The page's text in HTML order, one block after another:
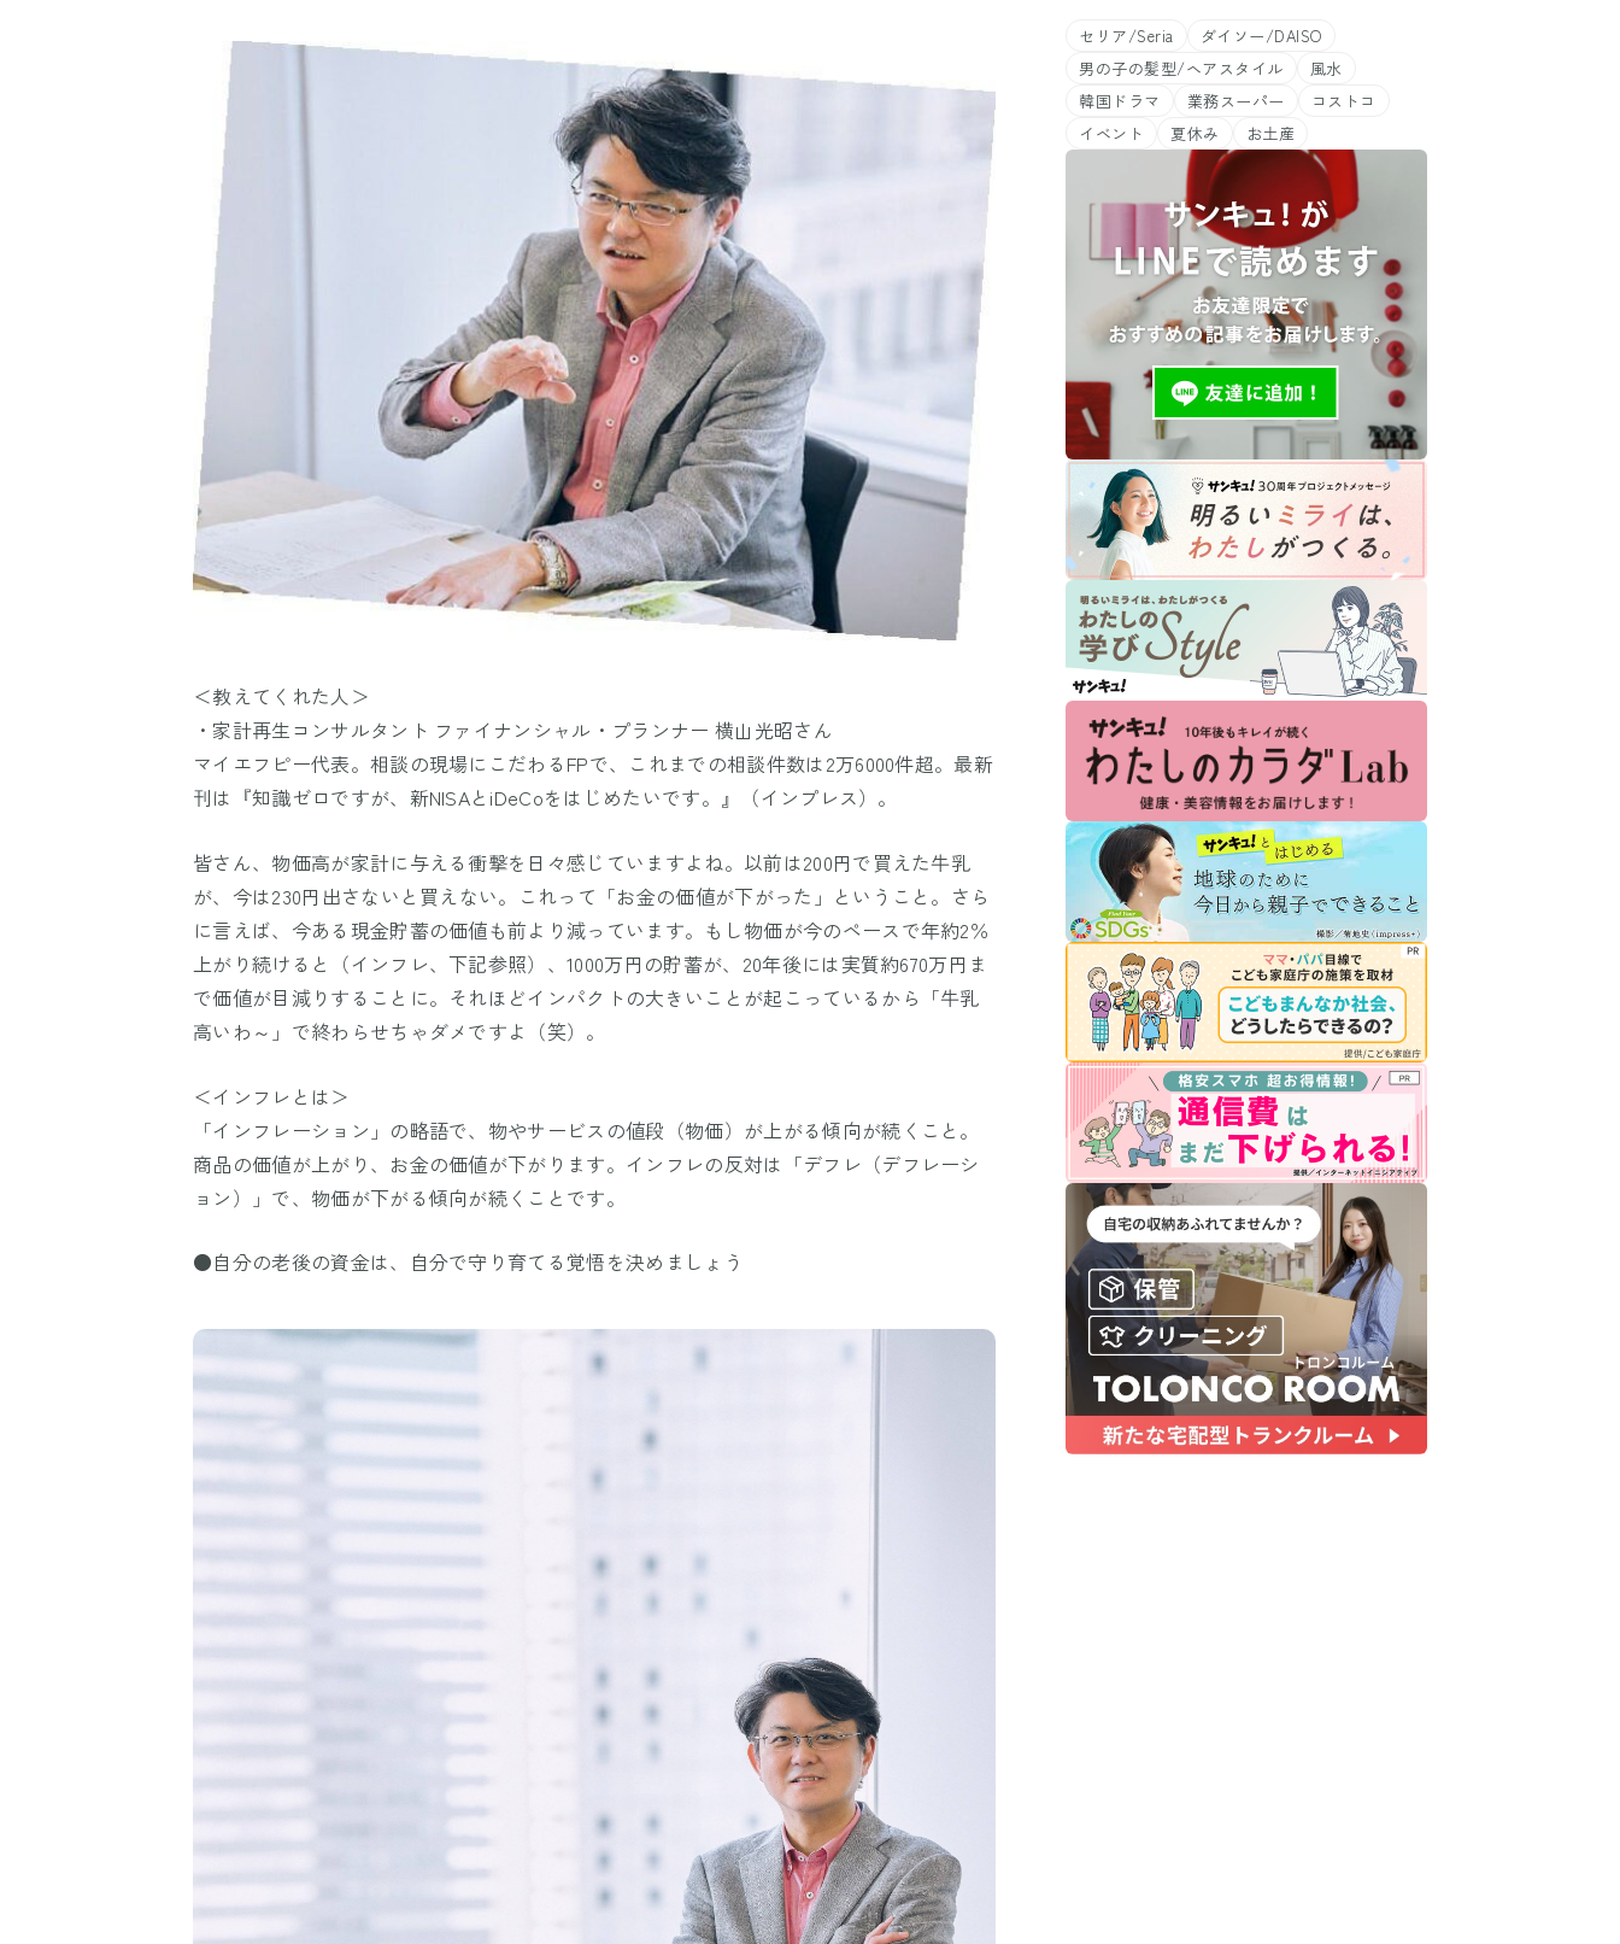
＜教えてくれた人＞
・家計再生コンサルタント ファイナンシャル・プランナー 横山光昭さん
マイエフピー代表。相談の現場にこだわるFPで、これまでの相談件数は2万6000件超。最新
刊は『知識ゼロですが、新NISAとiDeCoをはじめたいです。』（インプレス）。
皆さん、物価高が家計に与える衝撃を日々感じていますよね。以前は200円で買えた牛乳
が、今は230円出さないと買えない。これって「お金の価値が下がった」ということ。さら
に言えば、今ある現金貯蓄の価値も前より減っています。もし物価が今のペースで年約2％
上がり続けると（インフレ、下記参照）、1000万円の貯蓄が、20年後には実質約670万円ま
で価値が目減りすることに。それほどインパクトの大きいことが起こっているから「牛乳
高いわ～」で終わらせちゃダメですよ（笑）。
＜インフレとは＞
「インフレーション」の略語で、物やサービスの値段（物価）が上がる傾向が続くこと。
商品の価値が上がり、お金の価値が下がります。インフレの反対は「デフレ（デフレーシ
ョン）」で、物価が下がる傾向が続くことです。
●自分の老後の資金は、自分で守り育てる覚悟を決めましょう
セリア/Seria
ダイソー/DAISO
男の子の髪型/ヘアスタイル
風水
韓国ドラマ
業務スーパー
コストコ
イベント
夏休み お土産